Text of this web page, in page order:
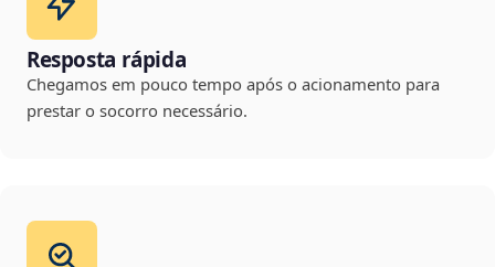
Resposta rápida
Chegamos em pouco tempo após o acionamento para
prestar o socorro necessário.